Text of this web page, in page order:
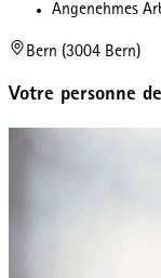
Angenehmes
Bern (3004 Bern)
Votre personne